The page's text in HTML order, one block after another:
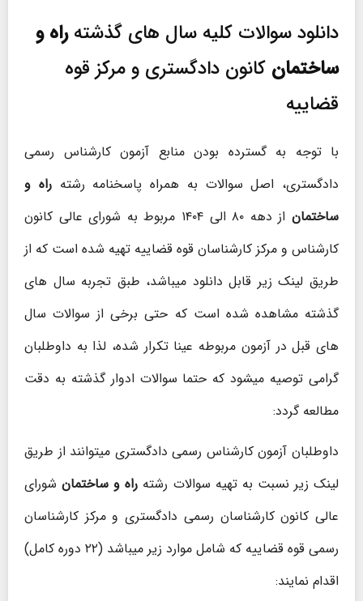
دانلود سوالات کلیه سال های گذشتهراه و
ساختمان کانون دادگستری و مرکز قوه
قضاییه
با توجه به گسترده بودن منابع آزمون کارشناس رسمی
دادگستری، اصل سوالات به همراه پاسخنامه رشتهراه و
ساختمان
از دهه ۸۰ الی ۱۴۰۴ مربوط به شورای عالی کانون
کارشناس و مرکز کارشناسان قوه قضاییه تهیه شده است که از
طریق لینک زیر قابل دانلود میباشد، طبق تجربه سال های
گذشته مشاهده شده است که حتی برخی از سوالات سال
های قبل در آزمون مربوطه عینا تکرار شده، لذا به داوطلبان
گرامی توصیه میشود که حتما سوالات ادوار گذشته به دقت
مطالعه گردد:
داوطلبان آزمون کارشناس رسمی دادگستری میتوانند از طریق
لینک زیر نسبت به تهیه سوالات رشته راه و ساختمانشورای
عالی کانون کارشناسان رسمی دادگستری و مرکز کارشناسان
رسمی قوه قضاییه که شامل موارد زیر میباشد (۲۲ دوره کامل)
اقدام نمایند: